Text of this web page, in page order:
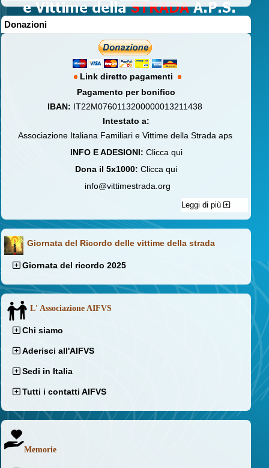
Donazioni
Link diretto pagamenti
Pagamento per bonifico
IBAN: IT22M0760113200000013211438
Intestato a:
Associazione Italiana Familiari e Vittime della Strada aps
INFO E ADESIONI: Clicca qui
Dona il 5x1000: Clicca qui
info@vittimestrada.org
Leggi di più
Giornata del Ricordo delle vittime della strada
Giornata del ricordo 2025
L' Associazione AIFVS
Chi siamo
Aderisci all'AIFVS
Sedi in Italia
Tutti i contatti AIFVS
Memorie